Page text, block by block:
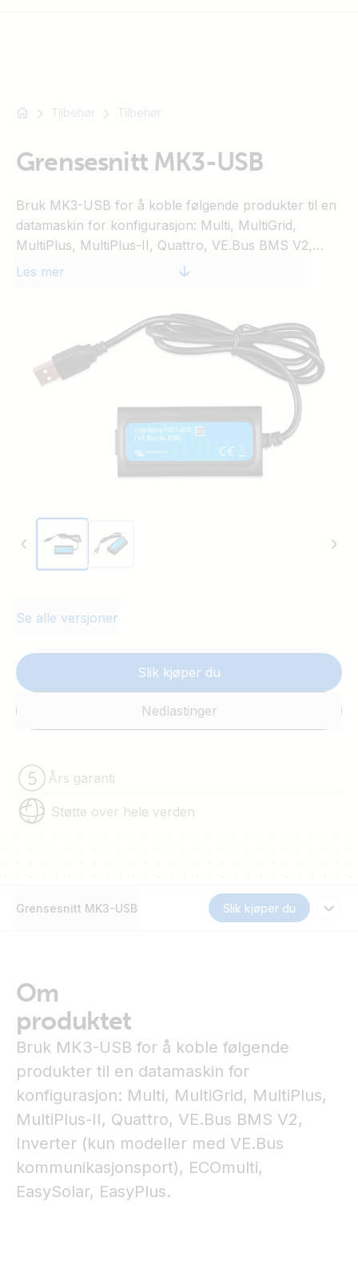
SmartSolar
Multiplus-
Orion
SmartShunt
Tilbehør Tilbehør
Grensesnitt MK3-USB
Bruk MK3-USB for å koble følgende produkter til en
datamaskin for konfigurasjon: Multi, MultiGrid,
MultiPlus, MultiPlus-II, Quattro, VE.Bus BMS V2,
Inverter (kun modeller med VE.Bus
Les mer
Se alle versjoner
Slik kjøper du
Nedlastinger
Års garanti
Støtte over hele verden
Grensesnitt MK3-USB Slik kjøper du
Om
produktet
Bruk MK3-USB for å koble følgende
produkter til en datamaskin for
konfigurasjon: Multi, MultiGrid, MultiPlus,
MultiPlus-II, Quattro, VE.Bus BMS V2,
Inverter (kun modeller med VE.Bus
kommunikasjonsport), ECOmulti,
EasySolar, EasyPlus.